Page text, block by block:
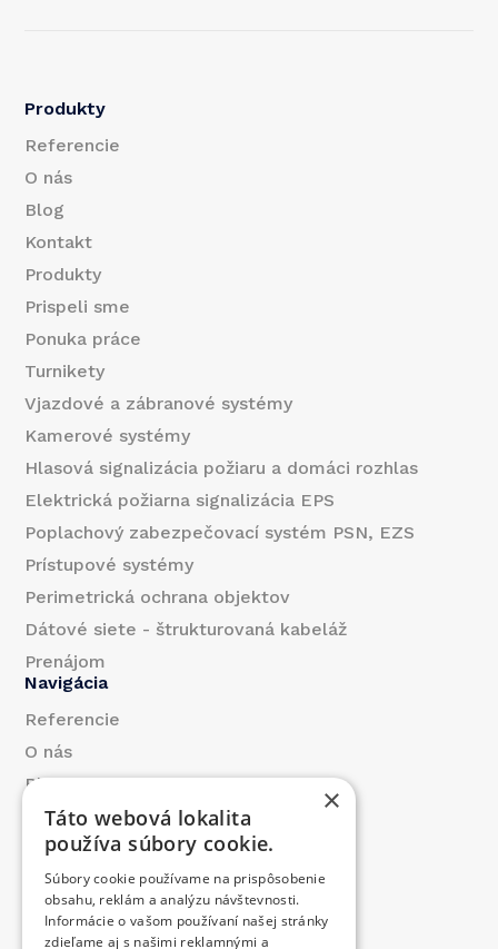
l
E
m
a
i
l
Produkty
Referencie
O nás
Blog
Kontakt
Produkty
Prispeli sme
Ponuka práce
Turnikety
Vjazdové a zábranové systémy
Kamerové systémy
Hlasová signalizácia požiaru a domáci rozhlas
Elektrická požiarna signalizácia EPS
Poplachový zabezpečovací systém PSN, EZS
Prístupové systémy
Perimetrická ochrana objektov
Dátové siete - štrukturovaná kabeláž
Prenájom
Navigácia
Referencie
O nás
Blog
Kontakt
Produkty
Prispeli sme
Ponuka práce
Kontakt
×
Táto webová lokalita
používa súbory cookie.
Súbory cookie používame na prispôsobenie
obsahu, reklám a analýzu návštevnosti.
Informácie o vašom používaní našej stránky
zdieľame aj s našimi reklamnými a